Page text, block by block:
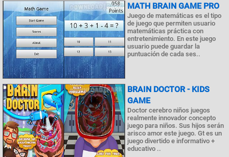
MATH BRAIN GAME PRO
Juego de matemáticas es el tipo
de juego que permiten usuario
matemáticas práctica con
entretenimiento. En este juego
usuario puede guardar la
puntuación de cada ses..
BRAIN DOCTOR - KIDS
GAME
Doctor cerebro niños juegos
realmente innovador concepto
juego para niños. Sus hijos serán
arisco amor este juego. Gt es un
juego divertido e informativo +
educativo ..